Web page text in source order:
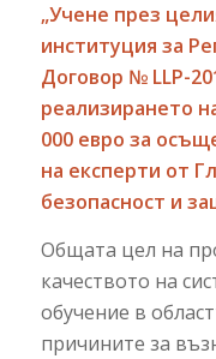
„Учене през
институция за
Договор № LLP-
реализирането
000 евро за
на експерти от
безопасност и
Общата цел на
качеството на
обучение в
причините за